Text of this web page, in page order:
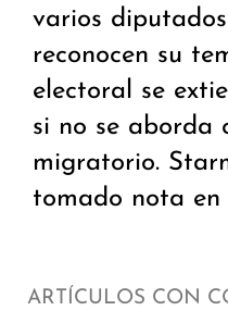
varios
reconocen su
electoral se
si no se aborda
migratorio.
tomado nota en
ARTÍCULOS CON